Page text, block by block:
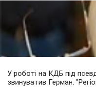
У роботі на КДБ під
звинуватив Герман​​.